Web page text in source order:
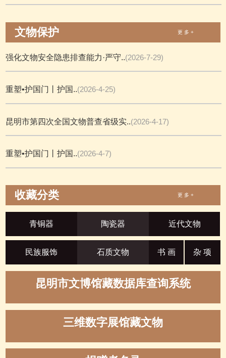
文物保护 更 多 +
强化文物安全隐患排查能力·严守..(2026-7-29)
重塑•护国门丨护国..(2026-4-25)
昆明市第四次全国文物普查省级实..(2026-4-17)
重塑•护国门丨护国..(2026-4-7)
收藏分类 更 多 +
青铜器 陶瓷器 近代文物
民族服饰 石质文物 书 画 杂 项
昆明市文博馆藏数据库查询系统
三维数字展馆藏文物